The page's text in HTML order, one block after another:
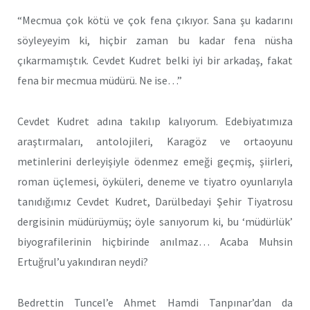
“Mecmua çok kötü ve çok fena çıkıyor. Sana şu kadarını
söyleyeyim ki, hiçbir zaman bu kadar fena nüsha
çıkarmamıştık. Cevdet Kudret belki iyi bir arkadaş, fakat
fena bir mecmua müdürü. Ne ise…”
Cevdet Kudret adına takılıp kalıyorum. Edebiyatımıza
araştırmaları, antolojileri, Karagöz ve ortaoyunu
metinlerini derleyişiyle ödenmez emeği geçmiş, şiirleri,
roman üçlemesi, öyküleri, deneme ve tiyatro oyunlarıyla
tanıdığımız Cevdet Kudret, Darülbedayi Şehir Tiyatrosu
dergisinin müdürüymüş; öyle sanıyorum ki, bu ‘müdürlük’
biyografilerinin hiçbirinde anılmaz… Acaba Muhsin
Ertuğrul’u yakındıran neydi?
Bedrettin Tuncel’e Ahmet Hamdi Tanpınar’dan da